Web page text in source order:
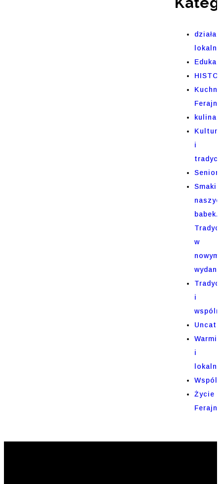
lokalna
Ferajny
i
Smaki
babek.
w
nowym
i
Warmia
i
Życie
Ferajny